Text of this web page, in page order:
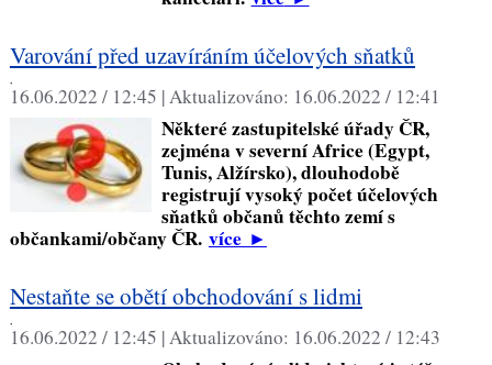
Varování před uzavíráním účelových sňatků
,
16.06.2022 / 12:45 |Aktualizováno: 16.06.2022 / 12:41
Některé zastupitelské úřady ČR,
zejména v severní Africe (Egypt,
Tunis, Alžírsko), dlouhodobě
registrují vysoký počet účelových
sňatků občanů těchto zemí s
občankami/občany ČR. více►
Nestaňte se obětí obchodování s lidmi
,
16.06.2022 / 12:45 |Aktualizováno: 16.06.2022 / 12:43